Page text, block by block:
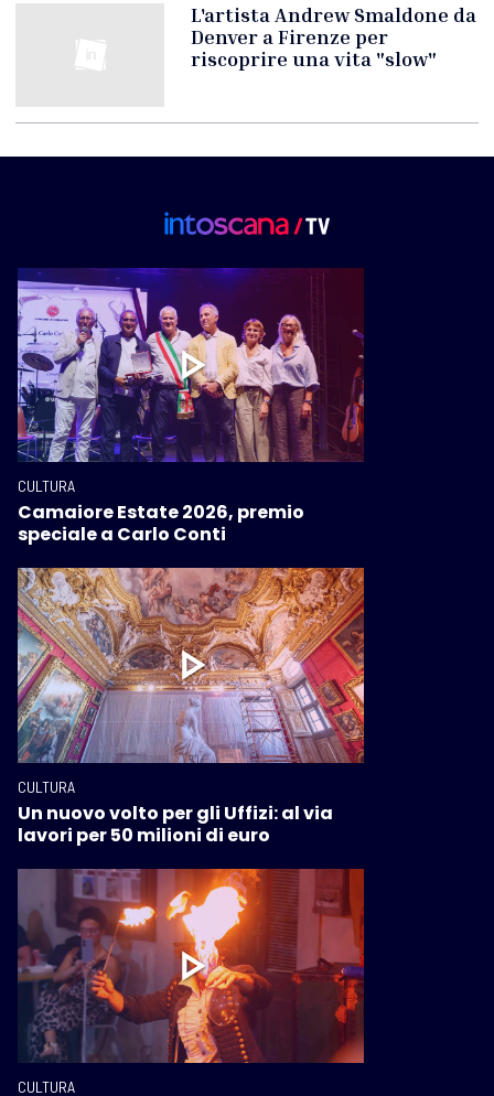
L'artista Andrew Smaldone da
Denver a Firenze per
riscoprire una vita "slow"
CULTURA
Camaiore Estate 2026, premio
speciale a Carlo Conti
CULTURA
Un nuovo volto per gli Uffizi: al via
lavori per 50 milioni di euro
CULTURA